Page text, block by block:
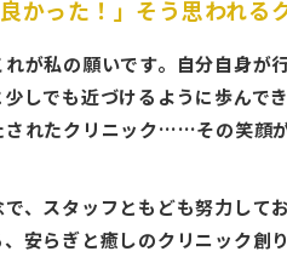
かった！」 そう思われる
が私の願いです。自分自身が
しでも近づけるように歩んで
れたクリニック……その笑顔
、スタッフともども努力してお
、 安らぎと癒しのクリニック創